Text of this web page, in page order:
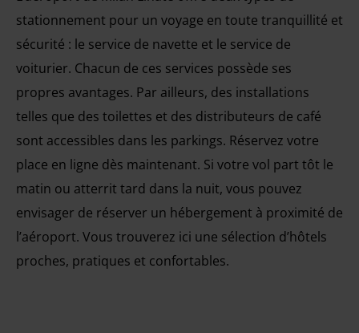
stationnement pour un voyage en toute tranquillité et
sécurité : le service de navette et le service de
voiturier. Chacun de ces services possède ses
propres avantages. Par ailleurs, des installations
telles que des toilettes et des distributeurs de café
sont accessibles dans les parkings. Réservez votre
place en ligne dès maintenant. Si votre vol part tôt le
matin ou atterrit tard dans la nuit, vous pouvez
envisager de réserver un hébergement à proximité de
l’aéroport. Vous trouverez ici une sélection d’hôtels
proches, pratiques et confortables.